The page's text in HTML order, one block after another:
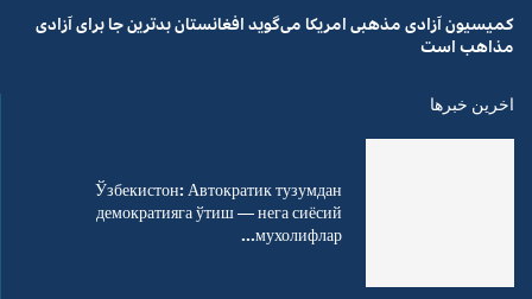
کمیسیون آزادی مذهبی امریکا می‌گوید افغانستان بدترین جا برای آزادی
مذاهب است
اخرین خبرها
Ўзбекистон: Автократик тузумдан
демократияга ўтиш — нега сиёсий
мухолифлар...